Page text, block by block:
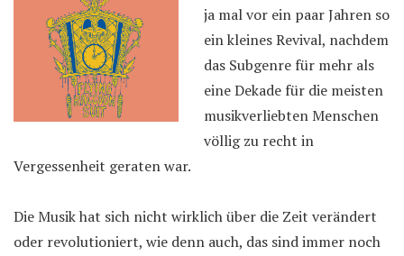
ja mal vor ein paar Jahren so
ein kleines Revival, nachdem
das Subgenre für mehr als
eine Dekade für die meisten
musikverliebten Menschen
völlig zu recht in
Vergessenheit geraten war.
Die Musik hat sich nicht wirklich über die Zeit verändert
oder revolutioniert, wie denn auch, das sind immer noch